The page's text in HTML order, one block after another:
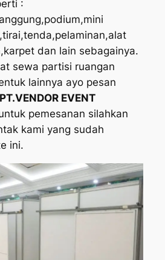
:
dan lain sebagainya.
sewa partisi ruangan
lainnya ayo pesan
PT.VENDOR EVENT
pemesanan silahkan
kami yang sudah
ini.